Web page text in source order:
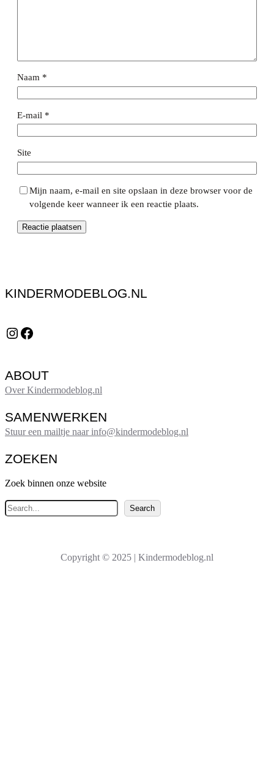
Naam *
E-mail *
Site
Mijn naam, e-mail en site opslaan in deze browser voor de
volgende keer wanneer ik een reactie plaats.
KINDERMODEBLOG.NL
Instagram Facebook
ABOUT
Over Kindermodeblog.nl
SAMENWERKEN
Stuur een mailtje naar info@kindermodeblog.nl
ZOEKEN
Zoek binnen onze website
Z
o
Search
Copyright © 2025 | Kindermodeblog.nl